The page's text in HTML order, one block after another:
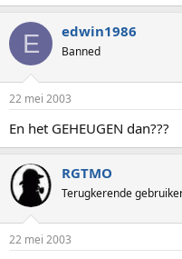
E edwin1986
Banned
22 mei 2003
En het GEHEUGEN dan???
RGTMO
Terugkerende
22 mei 2003